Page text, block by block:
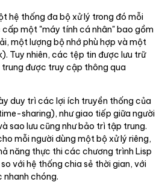
hệ thống đa bộ xử lý trong đó mỗi
một "máy tính cá nhân" bao gồm
một lượng bộ nhớ phù hợp và một
Tuy nhiên, các tệp tin được lưu trữ
được truy cập thông qua
duy trì các lợi ích truyền thống của
sharing), như giao tiếp giữa người
sao lưu cũng như bảo trì tập trung.
mỗi người dùng một bộ xử lý riêng,
năng thực thi các chương trình Lisp
với hệ thống chia sẻ thời gian, với
nhanh chóng.